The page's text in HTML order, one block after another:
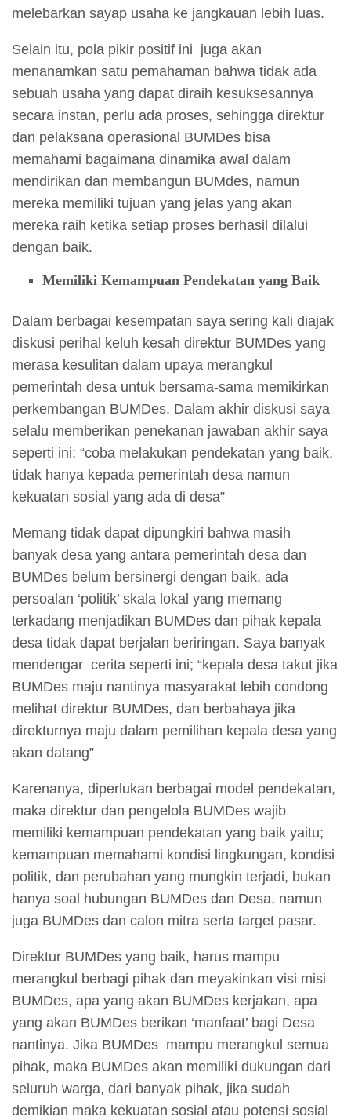
melebarkan sayap usaha ke jangkauan lebih luas.
Selain itu, pola pikir positif ini juga akan
menanamkan satu pemahaman bahwa tidak ada
sebuah usaha yang dapat diraih kesuksesannya
secara instan, perlu ada proses, sehingga direktur
dan pelaksana operasional BUMDes bisa
memahami bagaimana dinamika awal dalam
mendirikan dan membangun BUMdes, namun
mereka memiliki tujuan yang jelas yang akan
mereka raih ketika setiap proses berhasil dilalui
dengan baik.
Memiliki Kemampuan Pendekatan yang Baik
Dalam berbagai kesempatan saya sering kali diajak
diskusi perihal keluh kesah direktur BUMDes yang
merasa kesulitan dalam upaya merangkul
pemerintah desa untuk bersama-sama memikirkan
perkembangan BUMDes. Dalam akhir diskusi saya
selalu memberikan penekanan jawaban akhir saya
seperti ini; “coba melakukan pendekatan yang baik,
tidak hanya kepada pemerintah desa namun
kekuatan sosial yang ada di desa”
Memang tidak dapat dipungkiri bahwa masih
banyak desa yang antara pemerintah desa dan
BUMDes belum bersinergi dengan baik, ada
persoalan ‘politik’ skala lokal yang memang
terkadang menjadikan BUMDes dan pihak kepala
desa tidak dapat berjalan beriringan. Saya banyak
mendengar cerita seperti ini; “kepala desa takut jika
BUMDes maju nantinya masyarakat lebih condong
melihat direktur BUMDes, dan berbahaya jika
direkturnya maju dalam pemilihan kepala desa yang
akan datang”
Karenanya, diperlukan berbagai model pendekatan,
maka direktur dan pengelola BUMDes wajib
memiliki kemampuan pendekatan yang baik yaitu;
kemampuan memahami kondisi lingkungan, kondisi
politik, dan perubahan yang mungkin terjadi, bukan
hanya soal hubungan BUMDes dan Desa, namun
juga BUMDes dan calon mitra serta target pasar.
Direktur BUMDes yang baik, harus mampu
merangkul berbagi pihak dan meyakinkan visi misi
BUMDes, apa yang akan BUMDes kerjakan, apa
yang akan BUMDes berikan ‘manfaat’ bagi Desa
nantinya. Jika BUMDes mampu merangkul semua
pihak, maka BUMDes akan memiliki dukungan dari
seluruh warga, dari banyak pihak, jika sudah
demikian maka kekuatan sosial atau potensi sosial